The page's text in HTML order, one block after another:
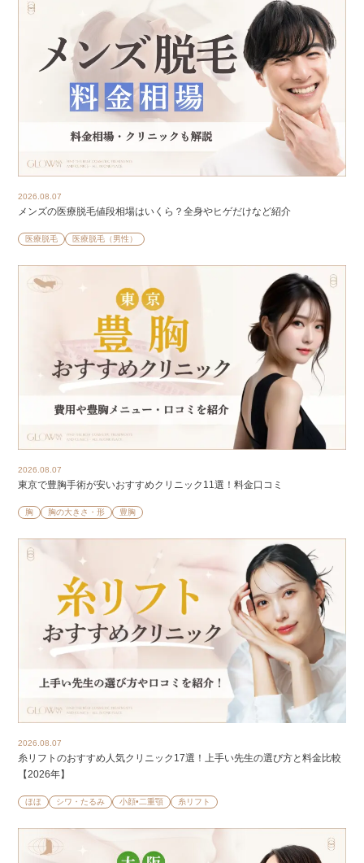
2026.08.07
メンズの医療脱毛値段相場はいくら？全身やヒゲだけなど紹介
医療脱毛 医療脱毛（男性）
2026.08.07
東京で豊胸手術が安いおすすめクリニック11選！料金口コミ
胸 胸の大きさ・形 豊胸
2026.08.07
糸リフトのおすすめ人気クリニック17選！上手い先生の選び方と料金比較
【2026年】
ほほ シワ・たるみ 小顔•二重顎 糸リフト